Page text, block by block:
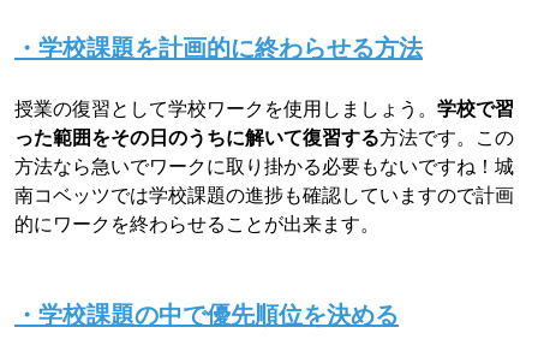
・学校課題を計画的に終わらせる方法
授業の復習として学校ワークを使用しましょう。 学校で習
った範囲をその日のうちに解いて復習する方法です。この
方法なら急いでワークに取り掛かる必要もないですね！城
南コベッツでは学校課題の進捗も確認していますので計画
的にワークを終わらせることが出来ます。
・学校課題の中で優先順位を決める